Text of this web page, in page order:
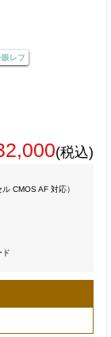
眼レフ
(税込)
CMOS AF 対応）
ド